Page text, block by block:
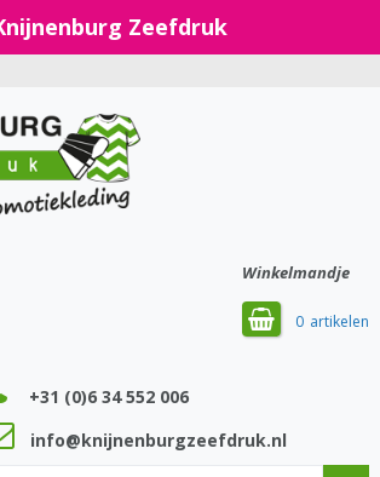
Zeefdruk
Winkelmandje
0
+31 (0)6 34 552 006
info@knijnenburgzeefdruk.nl